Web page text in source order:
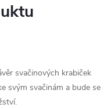
svačinových krabiček
svým svačinám a bude se